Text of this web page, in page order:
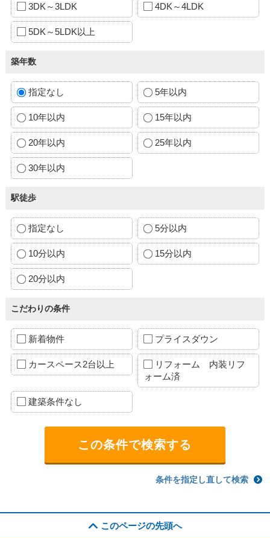
3DK～3LDK 4DK～4LDK
5DK～5LDK以上
築年数
指定なし 5年以内
10年以内 15年以内
20年以内 25年以内
30年以内
駅徒歩
指定なし 5分以内
10分以内 15分以内
20分以内
こだわりの条件
新着物件 プライスダウン
カースペース2台以上
リフォーム 内装リフ
ォーム済
建築条件なし
条件を指定し直して検索
このページの先頭へ